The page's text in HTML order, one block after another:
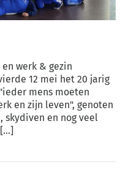
werk & gezin
12 mei het 20 jarig
mens moeten
en zijn leven", genoten
skydiven en nog veel